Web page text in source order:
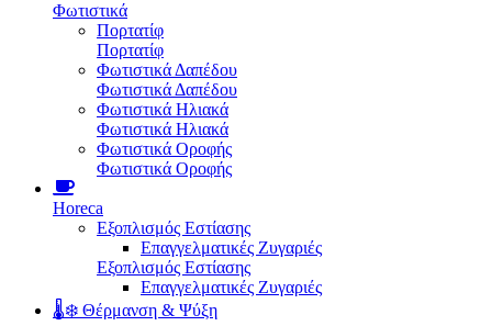
Φωτιστικά
Πορτατίφ
Πορτατίφ
Φωτιστικά Δαπέδου
Φωτιστικά Δαπέδου
Φωτιστικά Ηλιακά
Φωτιστικά Ηλιακά
Φωτιστικά Οροφής
Φωτιστικά Οροφής
Horeca
Εξοπλισμός Εστίασης
Επαγγελματικές Ζυγαριές
Εξοπλισμός Εστίασης
Επαγγελματικές Ζυγαριές
🌡️❄️ Θέρμανση & Ψύξη